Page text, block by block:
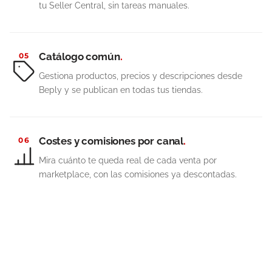
tu Seller Central, sin tareas manuales.
05 Catálogo común.
Gestiona productos, precios y descripciones desde
Beply y se publican en todas tus tiendas.
06 Costes y comisiones por canal.
Mira cuánto te queda real de cada venta por
marketplace, con las comisiones ya descontadas.